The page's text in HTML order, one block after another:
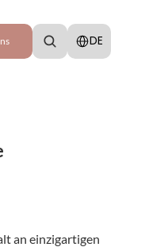
Select Language
DE
an einzigartigen